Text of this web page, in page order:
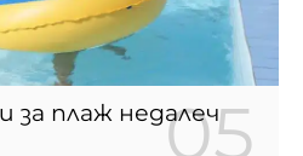
за плаж недалеч